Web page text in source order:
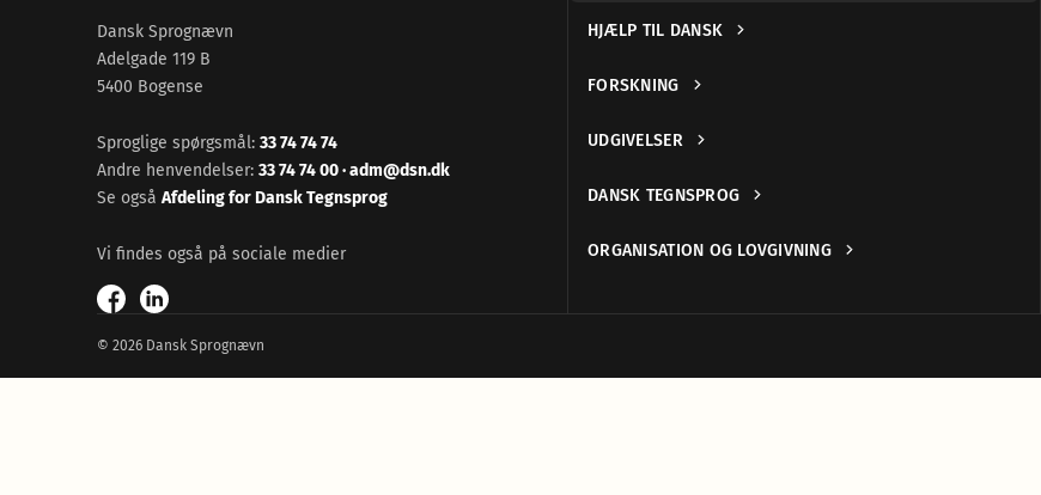
Dansk Sprognævn
Adelgade 119 B
5400 Bogense
Sproglige spørgsmål: 33 74 74 74
Andre henvendelser: 33 74 74 00·adm@dsn.dk
Se også Afdeling for Dansk Tegnsprog
Vi findes også på sociale medier
HJÆLP TIL DANSK
FORSKNING
UDGIVELSER
DANSK TEGNSPROG
ORGANISATION OG LOVGIVNING
© 2026 Dansk Sprognævn